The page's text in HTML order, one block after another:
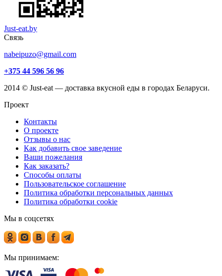
Just-eat.by
Связь
nabeipuzo@gmail.com
+375 44 596 56 96
2014 © Just-eat — доставка вкусной еды в городах Беларуси.
Проект
Контакты
О проекте
Отзывы о нас
Как добавить свое заведение
Ваши пожелания
Как заказать?
Способы оплаты
Пользовательское соглашение
Политика обработки персональных данных
Политика обработки cookie
Мы в соцсетях
Мы принимаем: